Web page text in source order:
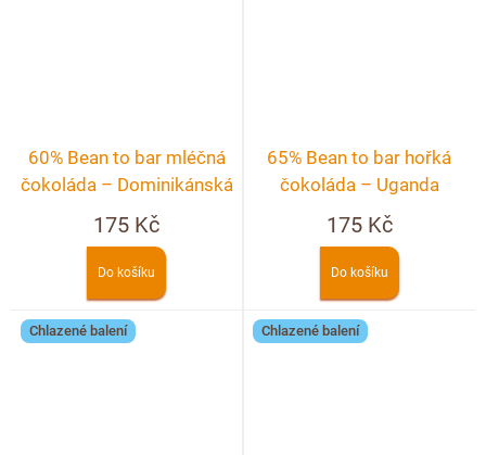
60% Bean to bar mléčná
čokoláda – Dominikánská
republika
175 Kč
Do košíku
65% Bean to bar hořká
čokoláda – Uganda
175 Kč
Do košíku
Chlazené balení Chlazené balení